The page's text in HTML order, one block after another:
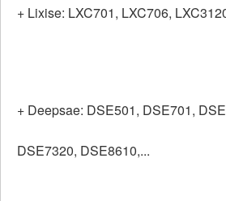
+ Lixise: LXC701, LXC706,
+ Deepsae: DSE501, DSE701,
DSE7320, DSE8610,...